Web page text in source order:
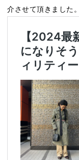
介させて頂きました。